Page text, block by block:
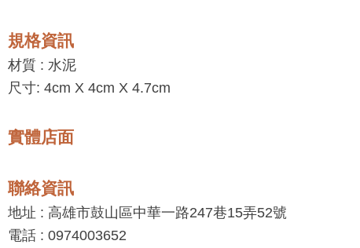
規格資訊
材質 : 水泥
尺寸: 4cm X 4cm X 4.7cm
實體店面
聯絡資訊
地址 : 高雄市鼓山區中華一路247巷15弄52號
電話 : 0974003652